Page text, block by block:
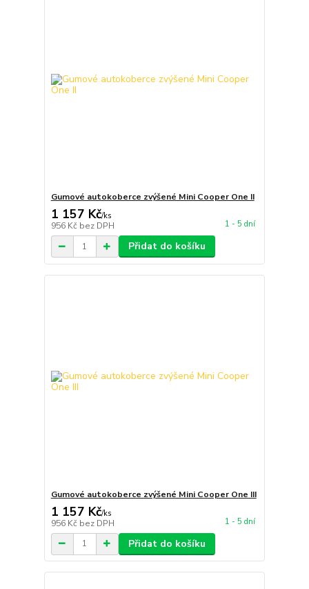
Gumové autokoberce zvýšené Mini Cooper One II
1 157 Kč/ks
956 Kč bez DPH 1 - 5 dní
Přidat do košíku
Gumové autokoberce zvýšené Mini Cooper One III
1 157 Kč/ks
956 Kč bez DPH 1 - 5 dní
Přidat do košíku